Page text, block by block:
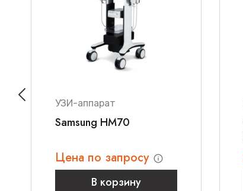
УЗИ-аппарат
Samsung HM70
Цена по запросу
В корзину